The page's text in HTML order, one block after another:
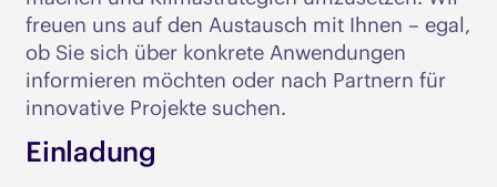
freuen uns auf den Austausch mit Ihnen – egal,
ob Sie sich über konkrete Anwendungen
informieren möchten oder nach Partnern für
innovative Projekte suchen.
Einladung